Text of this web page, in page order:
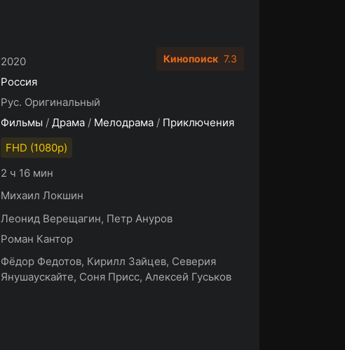
2020
Россия
Рус. Оригинальный
Фильмы / Драма / Мелодрама / Приключения
FHD (1080p)
2 ч 16 мин
Михаил Локшин
Леонид Верещагин, Петр Ануров
Роман Кантор
Фёдор Федотов, Кирилл Зайцев, Северия
Янушаускайте, Соня Присс, Алексей Гуськов
Кинопоиск 7.3